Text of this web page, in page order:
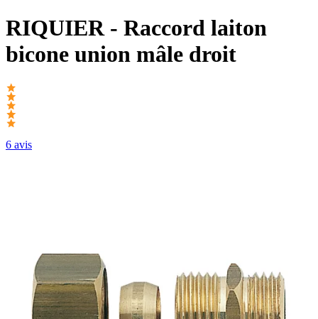
RIQUIER- Raccord laiton
bicone union mâle droit
6 avis